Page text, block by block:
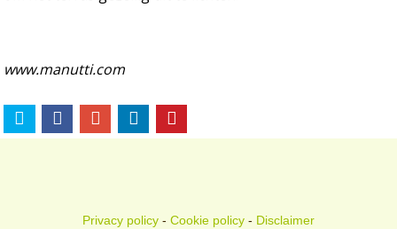
www.manutti.com
Privacy policy- Cookie policy- Disclaimer